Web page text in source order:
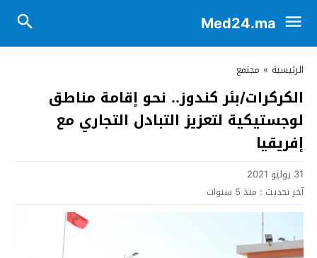
Med24.ma
الرئيسية » مجتمع
الكركرات/بئر كندوز.. نحو إقامة مناطق
لوجستيكية لتعزيز التبادل التجاري مع
إفريقيا
31 يوليو 2021
آخر تحديث : منذ 5 سنوات